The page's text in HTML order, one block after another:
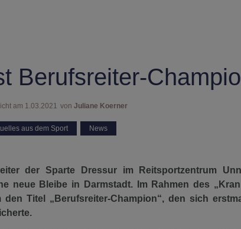
Berufsreiter-
am 1.03.2021 von Juliane Koerner
aus dem Sport News
der Sparte Dressur im Reitsportzentrum
neue Bleibe in Darmstadt. Im Rahmen des
den Titel „Berufsreiter-Champion“, den sich